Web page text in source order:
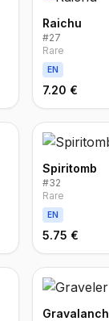
Raichu
#27
Rare
EN
7.20 €
Spiritomb
#32
Rare
EN
5.75 €
Gravalanch